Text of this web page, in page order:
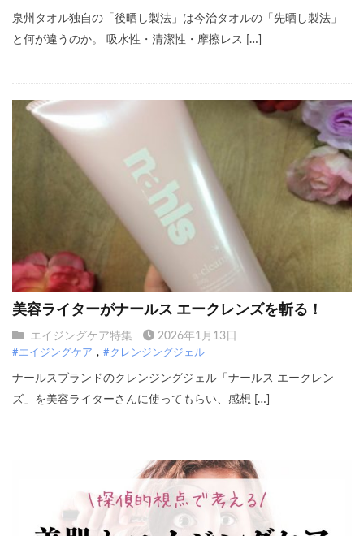
泉州タオル独自の「後晒し製法」は今治タオルの「先晒し製法」
と何が違うのか。 吸水性・清潔性・摩擦レス […]
美容ライターがナールス エークレンズを斬る！
エイジングケア特集 2026年1月13日
#エイジングケア #クレンジングジェル
ナールスブランドのクレンジングジェル「ナールス エークレン
ズ」を美容ライターさんに使ってもらい、感想 […]